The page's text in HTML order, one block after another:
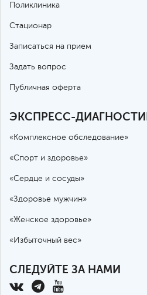
Поликлиника
Стационар
Записаться на прием
Задать вопрос
Публичная оферта
ЭКСПРЕСС-
«Комплексное обследование»
«Спорт и здоровье»
«Сердце и сосуды»
«Здоровье мужчин»
«Женское здоровье»
«Избыточный вес»
СЛЕДУЙТЕ ЗА НАМИ